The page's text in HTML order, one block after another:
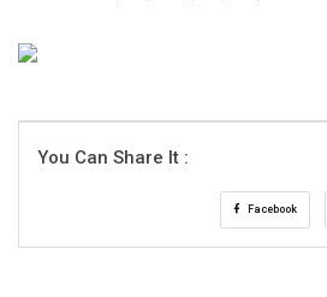
You Can Share It :
Facebook